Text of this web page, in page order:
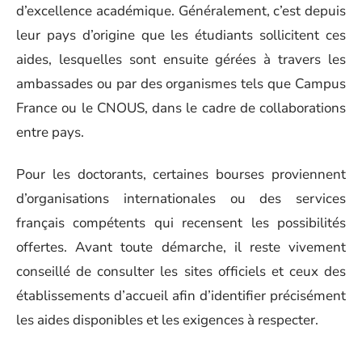
d’excellence académique. Généralement, c’est depuis
leur pays d’origine que les étudiants sollicitent ces
aides, lesquelles sont ensuite gérées à travers les
ambassades ou par des organismes tels que Campus
France ou le CNOUS, dans le cadre de collaborations
entre pays.
Pour les doctorants, certaines bourses proviennent
d’organisations internationales ou des services
français compétents qui recensent les possibilités
offertes. Avant toute démarche, il reste vivement
conseillé de consulter les sites officiels et ceux des
établissements d’accueil afin d’identifier précisément
les aides disponibles et les exigences à respecter.